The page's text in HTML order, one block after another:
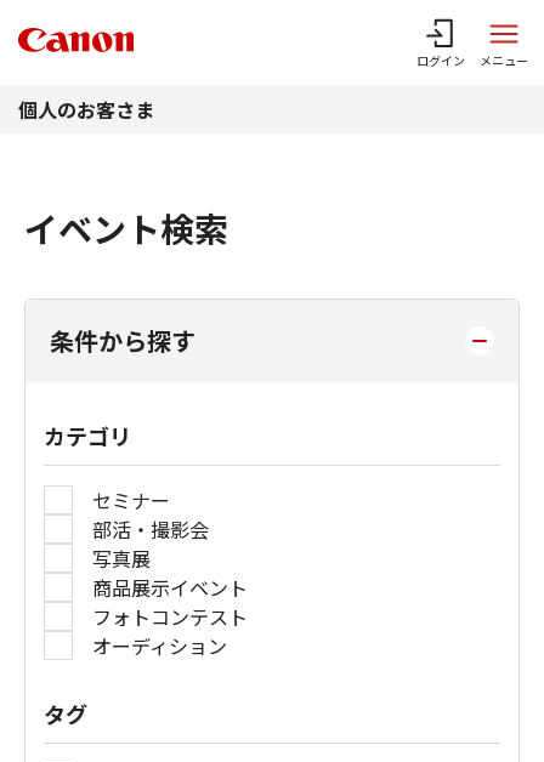
ログイン メニュー
個人のお客さま
イベント検索
条件から探す
カテゴリ
セミナー
部活・撮影会
写真展
商品展示イベント
フォトコンテスト
オーディション
タグ